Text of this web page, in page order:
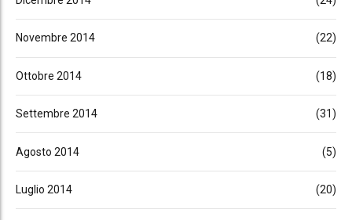
Novembre 2014 (22)
Ottobre 2014 (18)
Settembre 2014 (31)
Agosto 2014 (5)
Luglio 2014 (20)